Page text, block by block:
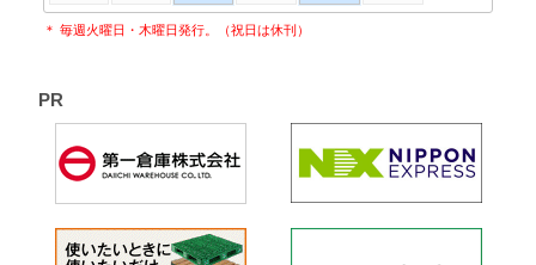
＊ 毎週火曜日・木曜日発行。（祝日は休刊）